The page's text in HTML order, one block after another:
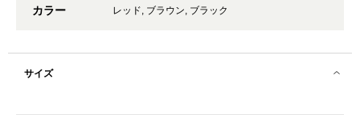
カラー レッド, ブラウン, ブラック
サイズ